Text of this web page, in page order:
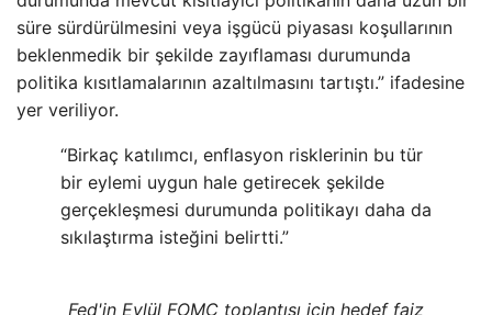
süre sürdürülmesini veya işgücü piyasası koşullarının
beklenmedik bir şekilde zayıflaması durumunda
politika kısıtlamalarının azaltılmasını tartıştı.” ifadesine
yer veriliyor.
“Birkaç katılımcı, enflasyon risklerinin bu tür
bir eylemi uygun hale getirecek şekilde
gerçekleşmesi durumunda politikayı daha da
sıkılaştırma isteğini belirtti.”
Fed'in Eylül FOMC toplantısı için hedef faiz